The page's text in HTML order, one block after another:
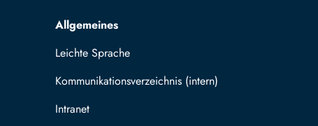
Allgemeines
Leichte Sprache
Kommunikationsverzeichnis (intern)
Intranet